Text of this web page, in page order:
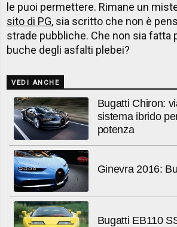
le puoi permettere. Rimane un
sito di PG, sia scritto che non è
strade pubbliche. Che non sia fatta
buche degli asfalti plebei?
VEDI ANCHE
Bugatti Chiron:
sistema ibrido
potenza
Ginevra 2016:
Bugatti EB110